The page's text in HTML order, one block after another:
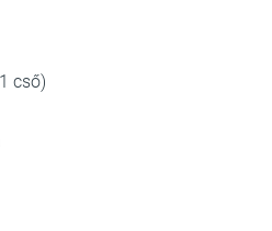
cső)